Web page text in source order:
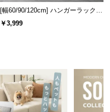
[幅60/90/120cm] ハンガーラック
スチール 4段階高さ調節 サイドフ
ック オープンラック シンプル
￥3,999